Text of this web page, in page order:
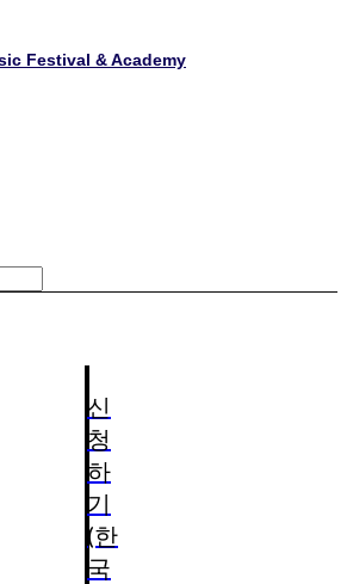
Festival & Academy
신
청
하
기
(한
국